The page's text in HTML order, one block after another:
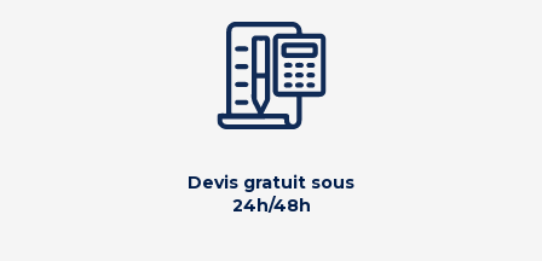
Devis gratuit sous
24h/48h